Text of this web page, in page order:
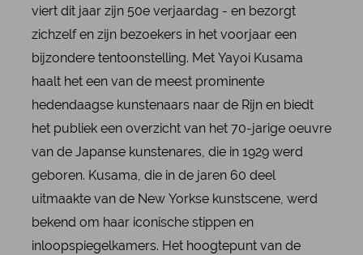
viert dit jaar zijn 50e verjaardag - en bezorgt
zichzelf en zijn bezoekers in het voorjaar een
bijzondere tentoonstelling. Met Yayoi Kusama
haalt het een van de meest prominente
hedendaagse kunstenaars naar de Rijn en biedt
het publiek een overzicht van het 70-jarige oeuvre
van de Japanse kunstenares, die in 1929 werd
geboren. Kusama, die in de jaren 60 deel
uitmaakte van de New Yorkse kunstscene, werd
bekend om haar iconische stippen en
inloopspiegelkamers. Het hoogtepunt van de